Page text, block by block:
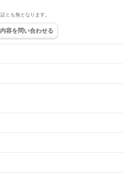
とも無となります。
容を問い合わせる